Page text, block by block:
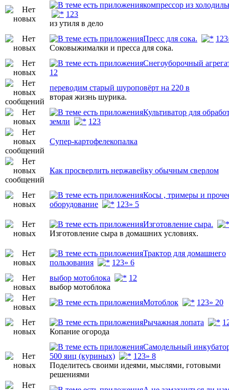
компрессор из
1 23
из утиля в дело
Пресс для сока.
1 23
Соковыжималки и пресса для сока.
Снегоуборочный
1 2
переводим старый шуроповёрт на 220 в
вторая жизнь шурика.
Культиватор для
земли
1 23
Супер-картофелекопалка
Как просверлить нержавейку обычным сверлом
Косы , тримеры и
оборудование
1 23» 5
Изготовление сыра.
Изготовление сыра в домашних условиях.
Трактор для домашнего
пользования
1 23» 6
выбор мотоблока
1 2
выбор мотоблока
Мотоблок
1 23» 20
Рычажная лопата 1
Копание огорода
Самодельный
500 яиц (куриных)
1 23» 8
Поделитесь своими идеями, мыслями, готовыми
решениями